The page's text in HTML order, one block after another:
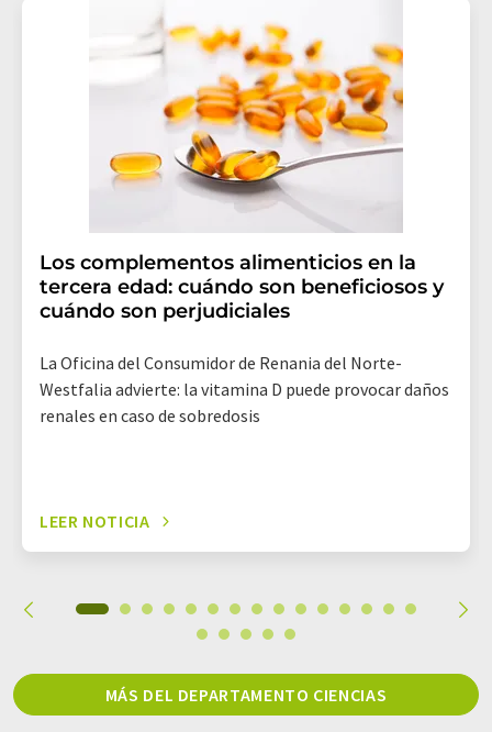
Los complementos alimenticios en la
tercera edad: cuándo son beneficiosos y
cuándo son perjudiciales
La Oficina del Consumidor de Renania del Norte-
Westfalia advierte: la vitamina D puede provocar daños
renales en caso de sobredosis
LEER NOTICIA
MÁS DEL DEPARTAMENTO CIENCIAS